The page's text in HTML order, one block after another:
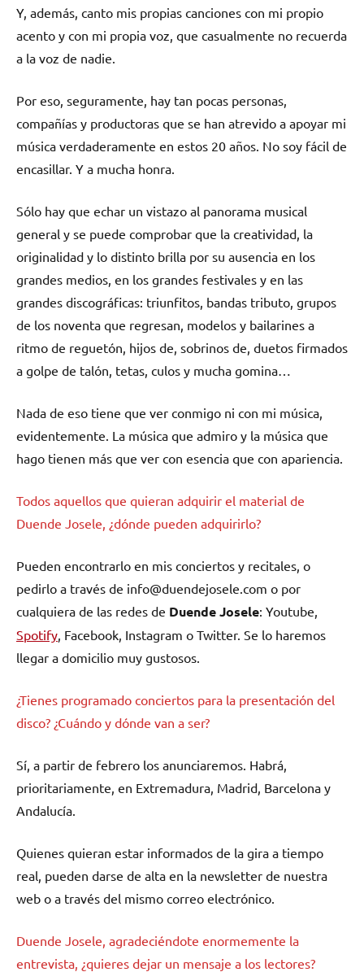
Y, además, canto mis propias canciones con mi propio
acento y con mi propia voz, que casualmente no recuerda
a la voz de nadie.
Por eso, seguramente, hay tan pocas personas,
compañías y productoras que se han atrevido a apoyar mi
música verdaderamente en estos 20 años. No soy fácil de
encasillar. Y a mucha honra.
Sólo hay que echar un vistazo al panorama musical
general y se puede comprobar que la creatividad, la
originalidad y lo distinto brilla por su ausencia en los
grandes medios, en los grandes festivales y en las
grandes discográficas: triunfitos, bandas tributo, grupos
de los noventa que regresan, modelos y bailarines a
ritmo de reguetón, hijos de, sobrinos de, duetos firmados
a golpe de talón, tetas, culos y mucha gomina…
Nada de eso tiene que ver conmigo ni con mi música,
evidentemente. La música que admiro y la música que
hago tienen más que ver con esencia que con apariencia.
Todos aquellos que quieran adquirir el material de
Duende Josele, ¿dónde pueden adquirirlo?
Pueden encontrarlo en mis conciertos y recitales, o
pedirlo a través de info@duendejosele.com o por
cualquiera de las redes de Duende Josele: Youtube,
Spotify , Facebook, Instagram o Twitter. Se lo haremos
llegar a domicilio muy gustosos.
¿Tienes programado conciertos para la presentación del
disco? ¿Cuándo y dónde van a ser?
Sí, a partir de febrero los anunciaremos. Habrá,
prioritariamente, en Extremadura, Madrid, Barcelona y
Andalucía.
Quienes quieran estar informados de la gira a tiempo
real, pueden darse de alta en la newsletter de nuestra
web o a través del mismo correo electrónico.
Duende Josele, agradeciéndote enormemente la
entrevista, ¿quieres dejar un mensaje a los lectores?